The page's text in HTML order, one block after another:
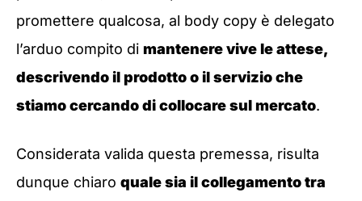
promettere qualcosa, al body copy è delegato
l’arduo compito di mantenere vive le attese,
descrivendo il prodotto o il servizio che
stiamo cercando di collocare sul mercato.
Considerata valida questa premessa, risulta
dunque chiaro quale sia il collegamento tra